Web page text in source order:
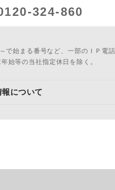
324-860
で始まる番号など、一部のＩＰ電
始等の当社指定休日を除く。
報について